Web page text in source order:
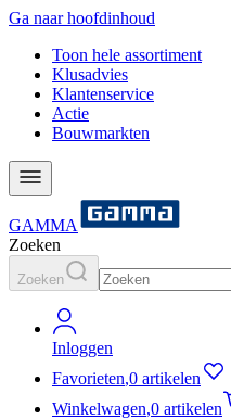
Ga naar hoofdinhoud
Toon hele assortiment
Klusadvies
Klantenservice
Actie
Bouwmarkten
GAMMA
Zoeken
Zoeken
Inloggen
Favorieten,0 artikelen
Winkelwagen,0 artikelen